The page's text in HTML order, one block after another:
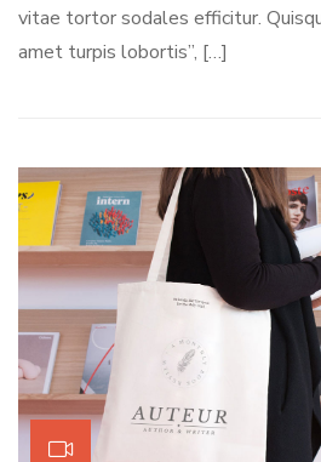
vitae tortor sodales efficitur.
amet turpis lobortis”, […]